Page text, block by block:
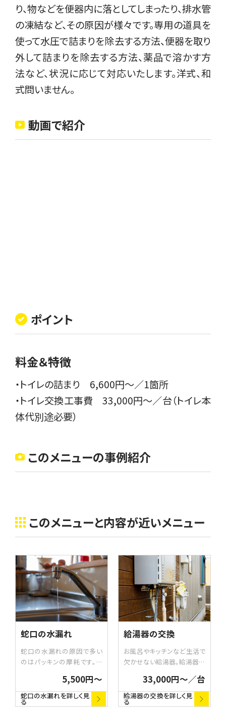
り、物などを便器内に落としてしまったり、排水管
の凍結など、その原因が様々です。専用の道具を
使って水圧で詰まりを除去する方法、便器を取り
外して詰まりを除去する方法、薬品で溶かす方
法など、状況に応じて対応いたします。洋式、和
式問いません。
動画で紹介
ポイント
料金＆特徴
・トイレの詰まり 6,600円〜／1箇所
・トイレ交換工事費 33,000円〜／台（トイレ本
体代別途必要）
このメニューの事例紹介
このメニューと内容が近いメニュー
蛇口の水漏れ
蛇口の水漏れの原因で多い
のはパッキンの摩耗です。パ
違うものがたくさんあります。
どの部分から水漏れしている
かを確認し、修理・交換いた
5,500円〜
蛇口の水漏れを詳しく見
る
給湯器の交換
お風呂やキッチンなど生活で
欠かせない給湯器。給湯器の
法、機能などの違いによって
金額が異なります。例えば、
ガス給湯器には「給湯のみ」
33,000円〜／台
給湯器の交換を詳しく見
る